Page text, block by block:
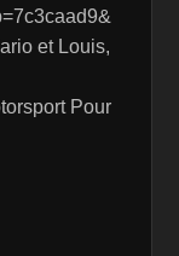
et Louis,
Pour